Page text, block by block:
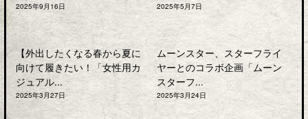
2025年9月16日 2025年5月7日
【外出したくなる春から夏に
向けて履きたい！「女性用カ
ジュアル...
2025年3月27日
ムーンスター、スターフライ
ヤーとのコラボ企画「ムーン
スターフ...
2025年3月24日